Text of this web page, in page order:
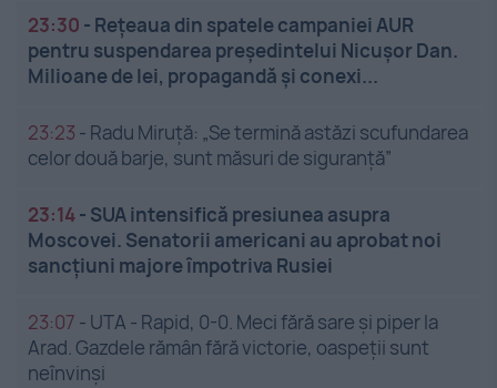
23:30 - Rețeaua din spatele campaniei AUR
pentru suspendarea președintelui Nicușor Dan.
Milioane de lei, propagandă și conexi...
23:23 - Radu Miruță: „Se termină astăzi scufundarea
celor două barje, sunt măsuri de siguranţă”
23:14- SUA intensifică presiunea asupra
Moscovei. Senatorii americani au aprobat noi
sancțiuni majore împotriva Rusiei
23:07 - UTA - Rapid, 0-0. Meci fără sare și piper la
Arad. Gazdele rămân fără victorie, oaspeții sunt
neînvinși